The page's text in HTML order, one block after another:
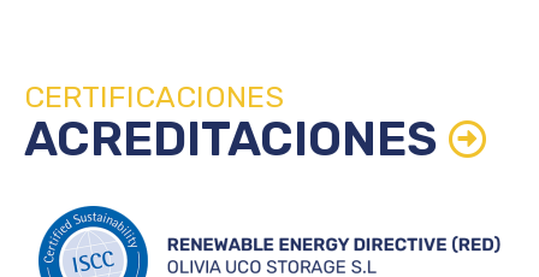
CERTIFICACIONES
ACREDITACIONES